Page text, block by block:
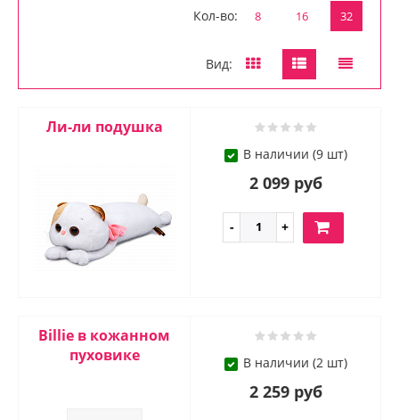
Кол-во: 8 16 32
Вид:
Ли-ли подушка
В наличии (9 шт)
2 099 руб
Billie в кожанном
пуховике
В наличии (2 шт)
2 259 руб